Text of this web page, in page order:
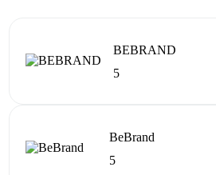
BEBRAND
5
BeBrand
5